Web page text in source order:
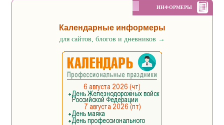
ИНФОРМЕРЫ
Календарные информеры
для сайтов, блогов и дневников →